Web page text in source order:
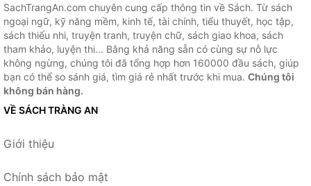
SachTrangAn.com chuyên cung cấp thông tin về Sách. Từ sách
ngoại ngữ, kỹ năng mềm, kinh tế, tài chính, tiểu thuyết, học tập,
sách thiếu nhi, truyện tranh, truyện chữ, sách giao khoa, sách
tham khảo, luyện thi... Bằng khả năng sẵn có cùng sự nỗ lực
không ngừng, chúng tôi đã tổng hợp hơn 160000 đầu sách, giúp
bạn có thể so sánh giá, tìm giá rẻ nhất trước khi mua. Chúng tôi
không bán hàng.
VỀ SÁCH TRÀNG AN
Giới thiệu
Chính sách bảo mật